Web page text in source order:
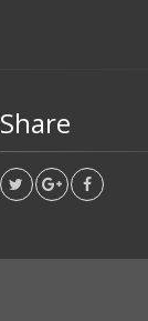
Share